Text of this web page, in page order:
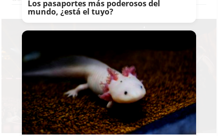
Los pasaportes más poderosos del
mundo, ¿está el tuyo?